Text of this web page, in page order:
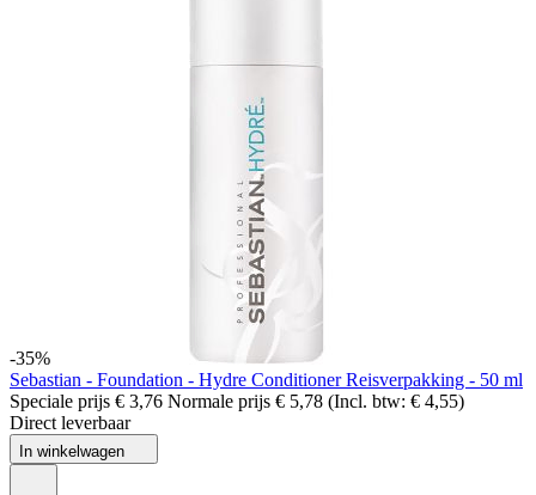
-35%
Sebastian - Foundation - Hydre Conditioner Reisverpakking - 50 ml
Speciale prijs € 3,76 Normale prijs € 5,78 (Incl. btw: € 4,55)
Direct leverbaar
In winkelwagen